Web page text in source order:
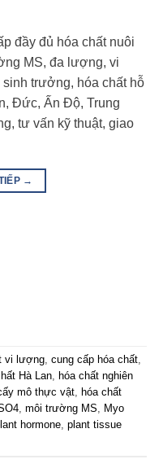
đầy đủ hóa chất nuôi
MS, đa lượng, vi
trưởng, hóa chất hỗ
Đức, Ấn Độ, Trung
tư vấn kỹ thuật, giao
→
vi lượng, cung cấp hóa chất,
Hà Lan, hóa chất nghiên
mô thực vật, hóa chất
, môi trường MS, Myo
hormone, plant tissue